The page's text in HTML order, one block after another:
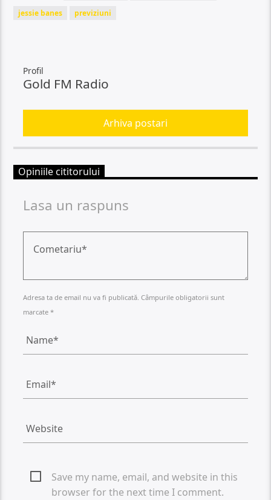
jessie banes
previziuni
Profil
Gold FM Radio
Arhiva postari
Opiniile cititorului
Lasa un raspuns
Adresa ta de email nu va fi publicată. Câmpurile obligatorii sunt
marcate *
Save my name, email, and website in this
browser for the next time I comment.